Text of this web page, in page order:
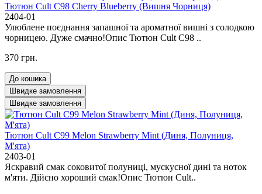
Тютюн Cult C98 Cherry Blueberry (Вишня Чорниця)
2404-01
Улюблене поєднання запашної та ароматної вишні з солодкою
чорницею. Дуже смачно!Опис Тютюн Cult C98 ..
370 грн.
До кошика
Швидке замовлення
Швидке замовлення
Тютюн Cult C99 Melon Strawberry Mint (Диня, Полуниця,
М'ята)
2403-01
Яскравий смак соковитої полуниці, мускусної дині та ноток
м'яти. Дійсно хороший смак!Опис Тютюн Cult..